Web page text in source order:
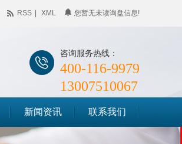
您暂无未读询盘信息!
RSS XML
咨询服务热线：
400-116-9979
13007510067
新闻资讯 联系我们